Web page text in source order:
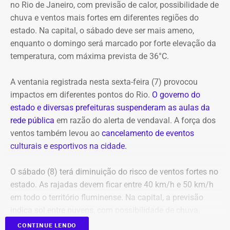
apresentações gratuitas ao ar livre ao longo do dia. O
festival também conta com espetáculos a preços
populares (R$ 20 a inteira) nos teatros Carlos Gomes,
Nelson Rodrigues e João Caetano, além do Espaço
Tápias. A programação completa e os ingressos para as
E com data retroativa: valendo a partir de 1º de janeiro.
Em outubro do mesmo ano, foi a vez de o próprio André
Marinho pedir para sair.
A exoneração, assinada no dia 23, encerrou a passagem
do rapaz pela Prefeitura do Rio.
no Rio de Janeiro, com previsão de calor, possibilidade de
chuva e ventos mais fortes em diferentes regiões do
estado. Na capital, o sábado deve ser mais ameno,
enquanto o domingo será marcado por forte elevação da
temperatura, com máxima prevista de 36°C.
A ventania registrada nesta sexta-feira (7) provocou
impactos em diferentes pontos do Rio. O governo do
estado e diversas prefeituras suspenderam as aulas da
rede pública em razão do alerta de vendaval. A força dos
ventos também levou ao cancelamento de eventos
culturais e esportivos na cidade.
O sábado (8) terá diminuição do risco de ventos fortes no
estado. As rajadas devem ficar entre 40 km/h e 50 km/h
em todo o território fluminense. Na capital, a previsão
temperaturas entre 20°C e 31°C e ventos fracos na maior
CONTINUE LENDO